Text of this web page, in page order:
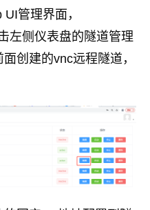
管理界面，
左侧仪表盘的隧道管理
创建的vnc远程隧道，